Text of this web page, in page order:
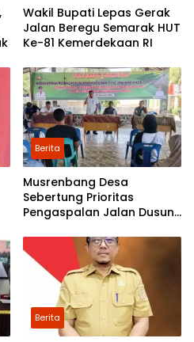
Wakil Bupati Lepas Gerak
Jalan Beregu Semarak HUT
Ke-81 Kemerdekaan RI
Berita
Musrenbang Desa
Sebertung Prioritas
Pengaspalan Jalan Dusun
Berita